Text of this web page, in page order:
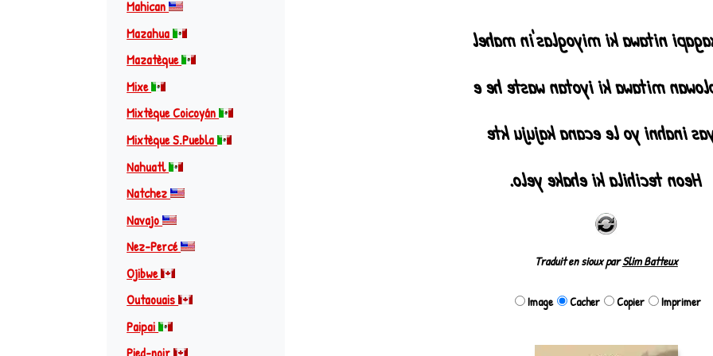
Mahican
Mazahua
Mazatèque
Mixe
Mixtèque Coicoyán
Mixtèque S.Puebla
Nahuatl
Natchez
Navajo
Nez-Percé
Ojibwe
Outaouais
Paipai
Wakagapi nitawa ki miyoglas'in
Le olowan mitawa ki iyotan waste
Eyas inahni yo le ecana kajuju
Heon tecihila ki ehake yelo.
Traduit en sioux parSlim Batteux
Image Cacher Copier Imprimer